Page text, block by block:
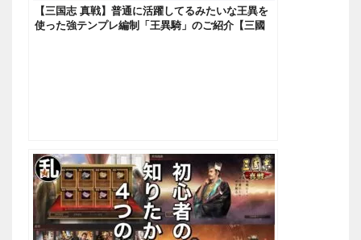
【三国志 真戦】普通に活躍してるみたいな王異を
使った強テンプレ編制「王異騎」のご紹介【三國